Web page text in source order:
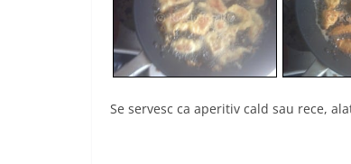
Se servesc ca aperitiv cald sau rece,